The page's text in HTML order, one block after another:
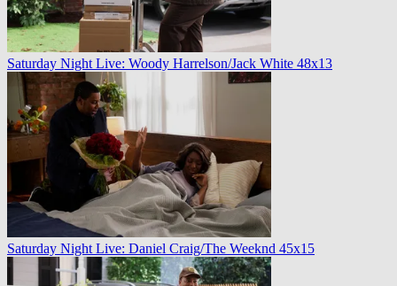
Saturday Night Live: Woody Harrelson/Jack White 48x13
Saturday Night Live: Daniel Craig/The Weeknd 45x15